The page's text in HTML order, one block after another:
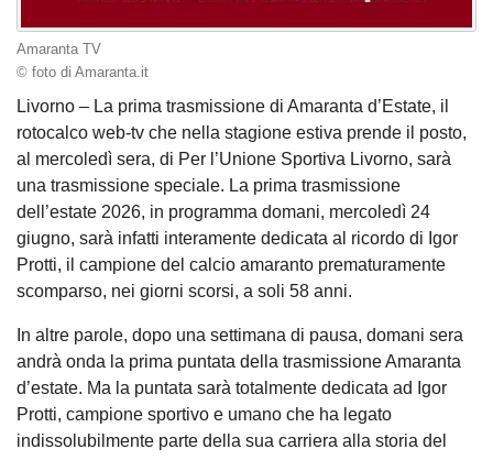
Amaranta TV
© foto di Amaranta.it
Livorno – La prima trasmissione di Amaranta d’Estate, il
rotocalco web-tv che nella stagione estiva prende il posto,
al mercoledì sera, di Per l’Unione Sportiva Livorno, sarà
una trasmissione speciale. La prima trasmissione
dell’estate 2026, in programma domani, mercoledì 24
giugno, sarà infatti interamente dedicata al ricordo di Igor
Protti, il campione del calcio amaranto prematuramente
scomparso, nei giorni scorsi, a soli 58 anni.
In altre parole, dopo una settimana di pausa, domani sera
andrà onda la prima puntata della trasmissione Amaranta
d’estate. Ma la puntata sarà totalmente dedicata ad Igor
Protti, campione sportivo e umano che ha legato
indissolubilmente parte della sua carriera alla storia del